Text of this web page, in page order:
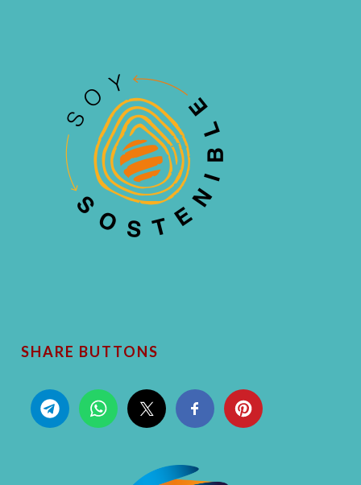
SHARE BUTTONS